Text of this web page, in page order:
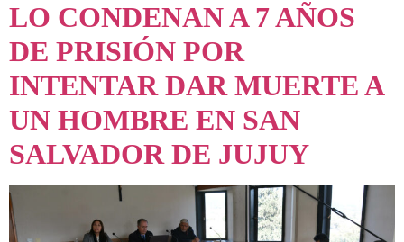
LO CONDENAN A 7 AÑOS
DE PRISIÓN POR
INTENTAR DAR MUERTE A
UN HOMBRE EN SAN
SALVADOR DE JUJUY